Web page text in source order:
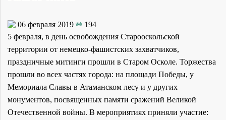
06 февраля 2019
194
5 февраля, в день освобождения Старооскольской
территории от немецко-фашистских захватчиков,
праздничные митинги прошли в Старом Осколе. Торжества
прошли во всех частях города: на площади Победы, у
Мемориала Славы в Атаманском лесу и у других
монументов, посвященных памяти сражений Великой
Отечественной войны. В мероприятиях приняли участие: